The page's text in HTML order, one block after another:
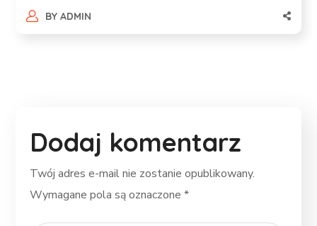
BY ADMIN
Dodaj komentarz
Twój adres e-mail nie zostanie opublikowany.
Wymagane pola są oznaczone*